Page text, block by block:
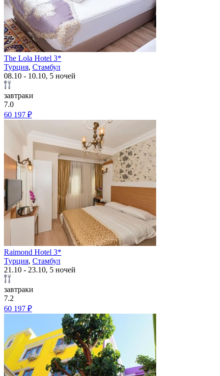
The Lola Hotel 3*
Турция, Стамбул
08.10 - 10.10, 5 ночей
завтраки
7.0
60 197 ₽
Raimond Hotel 3*
Турция, Стамбул
21.10 - 23.10, 5 ночей
завтраки
7.2
60 197 ₽